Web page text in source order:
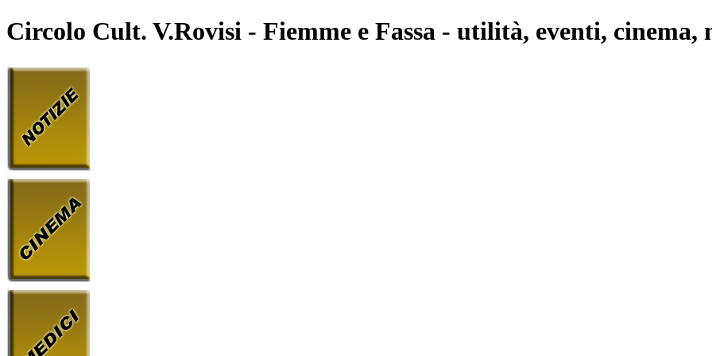
Circolo Cult. V.Rovisi - Fiemme e Fassa - utilità, eventi, cinema,